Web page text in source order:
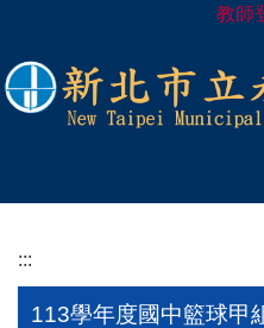
主
要
教師
:::
113學年度國中籃球甲